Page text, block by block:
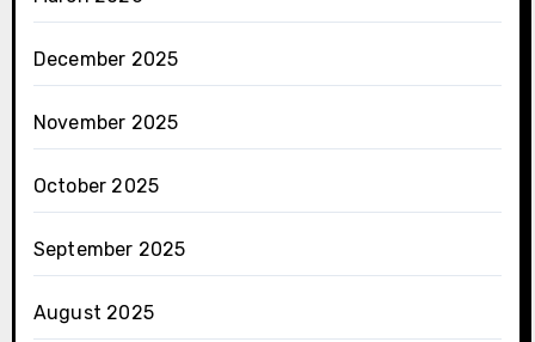
December 2025
November 2025
October 2025
September 2025
August 2025